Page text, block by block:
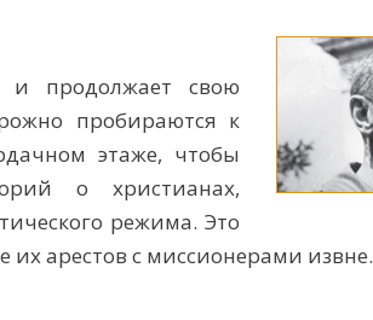
продолжает свою
пробираются к
этаже, чтобы
о христианах,
режима. Это
арестов с миссионерами извне.